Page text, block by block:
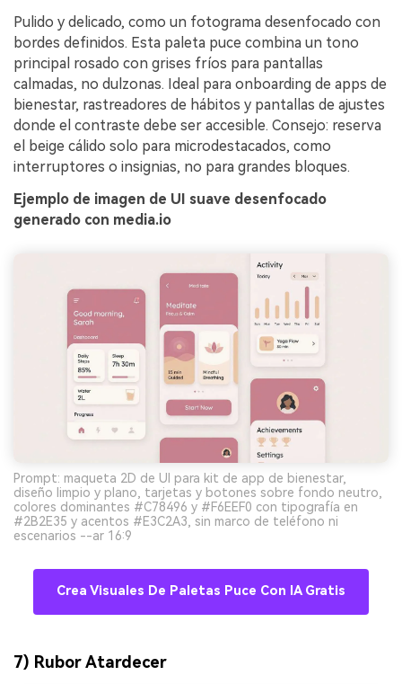
Pulido y delicado, como un fotograma desenfocado con
bordes definidos. Esta paleta puce combina un tono
principal rosado con grises fríos para pantallas
calmadas, no dulzonas. Ideal para onboarding de apps de
bienestar, rastreadores de hábitos y pantallas de ajustes
donde el contraste debe ser accesible. Consejo: reserva
el beige cálido solo para microdestacados, como
interruptores o insignias, no para grandes bloques.
Ejemplo de imagen de UI suave desenfocado
generado con media.io
Prompt: maqueta 2D de UI para kit de app de bienestar,
diseño limpio y plano, tarjetas y botones sobre fondo neutro,
colores dominantes #C78496 y #F6EEF0 con tipografía en
#2B2E35 y acentos #E3C2A3, sin marco de teléfono ni
escenarios --ar 16:9
Crea Visuales De Paletas Puce Con IA Gratis
7) Rubor Atardecer